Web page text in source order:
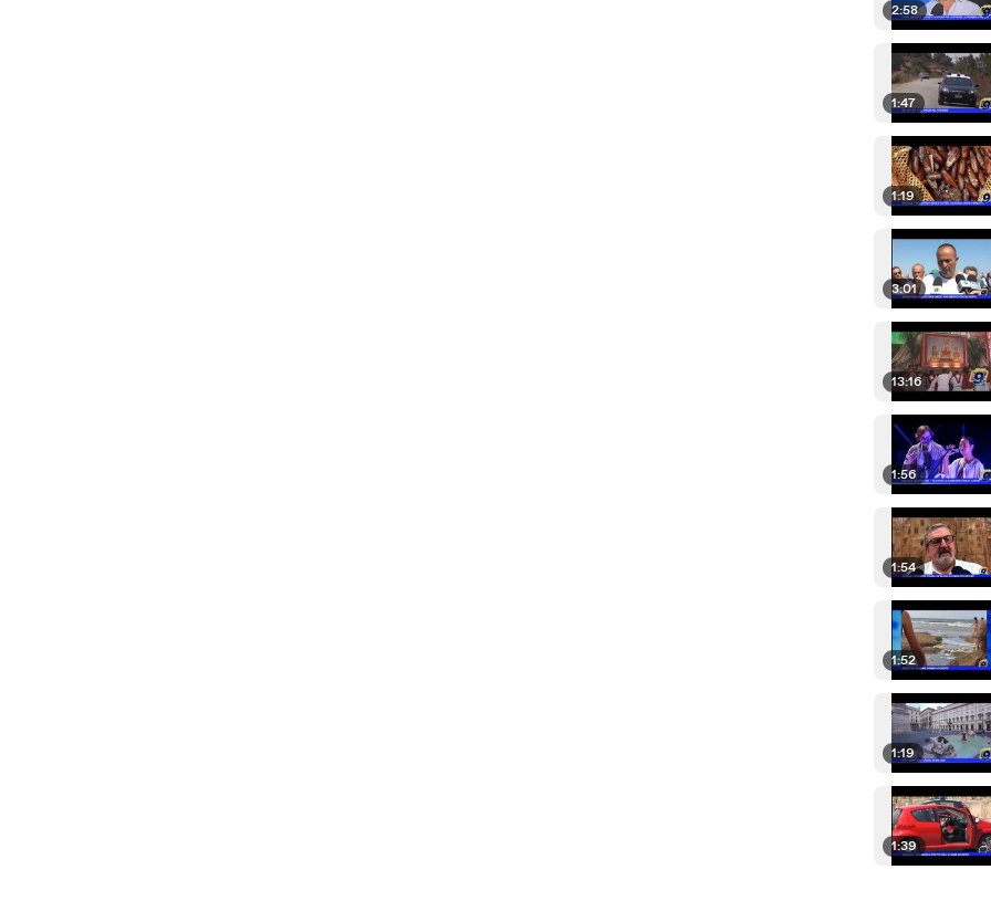
2:58
1:47
1:19
3:01
13:16
1:56
1:54
1:52
1:19
1:39